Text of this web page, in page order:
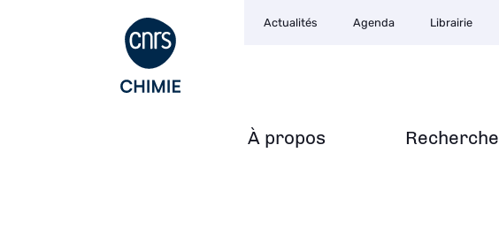
Navigation
À propos Recherche
secondaire
Actualités Agenda Librairie